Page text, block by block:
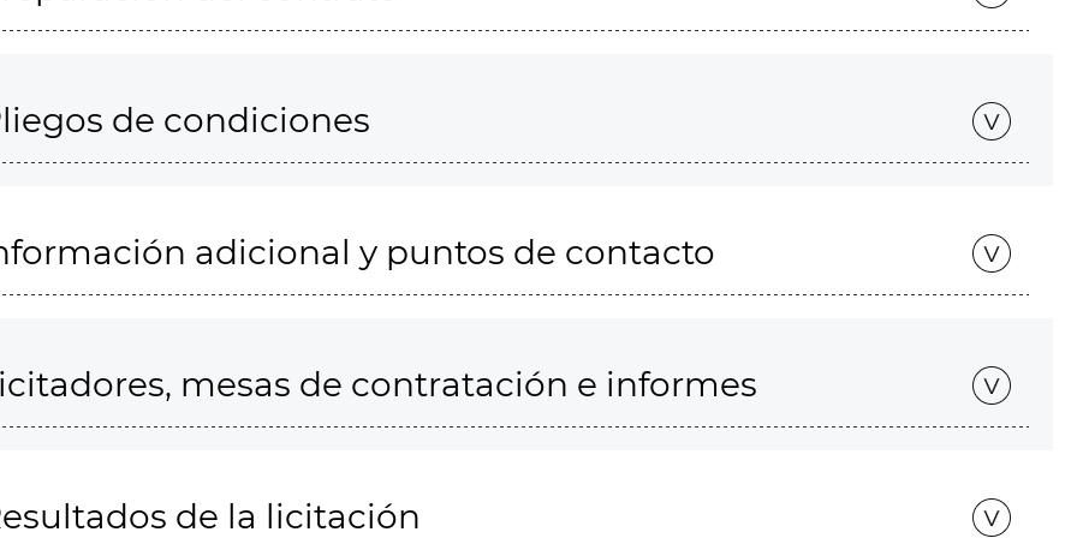
de condiciones
adicional y puntos de contacto
mesas de contratación e informes
de la licitación